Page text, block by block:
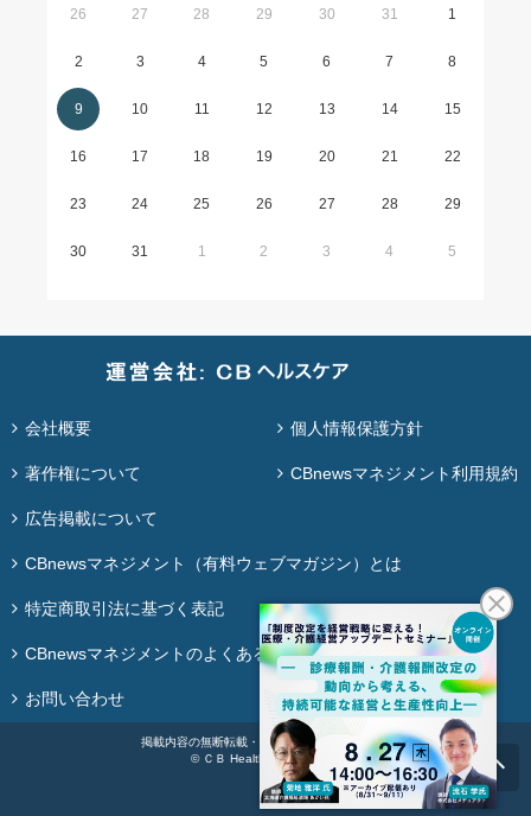
26 27 28 29 30 31 1
2 3 4 5 6 7 8
9 10 11 12 13 14 15
16 17 18 19 20 21 22
23 24 25 26 27 28 29
30 31 1 2 3 4 5
会社概要 個人情報保護方針
著作権について CBnewsマネジメント利用規約
広告掲載について
CBnewsマネジメント（有料ウェブマガジン）とは
特定商取引法に基づく表記
CBnewsマネジメントのよくある質問
お問い合わせ
掲載内容の無断転載・再配布は固く禁じます。
© ＣＢ Healthcare Co., Ltd.